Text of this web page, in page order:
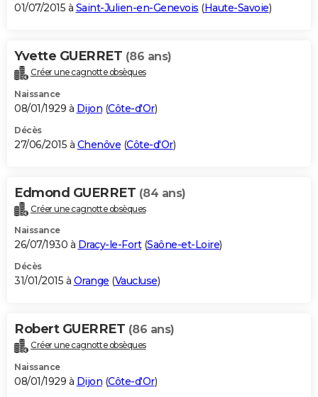
01/07/2015 à Saint-Julien-en-Genevois (Haute-Savoie)
Yvette GUERRET (86 ans)
Créer une cagnotte obsèques
Naissance
08/01/1929 à Dijon (Côte-d'Or)
Décès
27/06/2015 à Chenôve (Côte-d'Or)
Edmond GUERRET (84 ans)
Créer une cagnotte obsèques
Naissance
26/07/1930 à Dracy-le-Fort(Saône-et-Loire)
Décès
31/01/2015 à Orange (Vaucluse)
Robert GUERRET (86 ans)
Créer une cagnotte obsèques
Naissance
08/01/1929 à Dijon (Côte-d'Or)